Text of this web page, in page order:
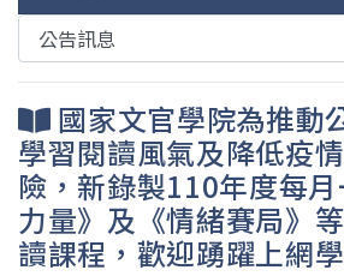
國家文官學院為推動
學習閱讀風氣及降低疫
險，新錄製110年度每
力量》及《情緒賽局》
讀課程，歡迎踴躍上網